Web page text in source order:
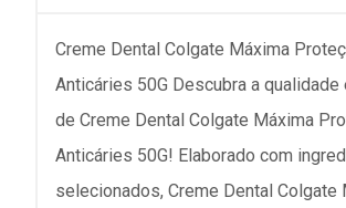
Creme Dental Colgate Máxima
Anticáries 50G Descubra a qualidade
de Creme Dental Colgate Máxima
Anticáries 50G! Elaborado com
selecionados, Creme Dental Colgate